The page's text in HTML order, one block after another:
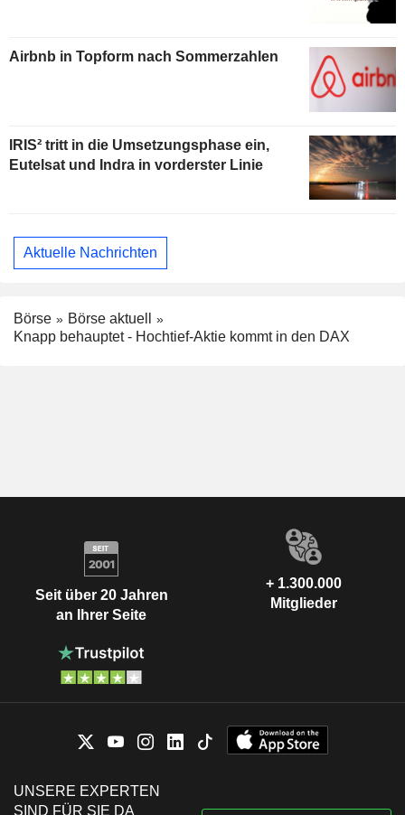
Airbnb in Topform nach Sommerzahlen
IRIS² tritt in die Umsetzungsphase ein,
Eutelsat und Indra in vorderster Linie
Aktuelle Nachrichten
Börse
Börse aktuell
Knapp behauptet - Hochtief-Aktie kommt in den DAX
Seit über 20 Jahren
an Ihrer Seite
+ 1.300.000
Mitglieder
UNSERE EXPERTEN
SIND FÜR SIE DA